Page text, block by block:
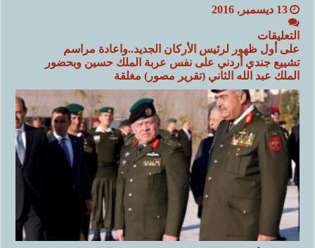
13 ديسمبر, 2016
التعليقات
على أول ظهور لرئيس الأركان الجديد..واعادة مراسم
تشييع جندي أردني على نفس عربة الملك حسين وبحضور
الملك عبد الله الثاني (تقرير مصور) مغلقة